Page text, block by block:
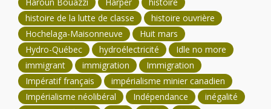
histoire de la lutte de classe
histoire ouvrière
Hochelaga-Maisonneuve
Huit mars
Hydro-Québec
hydroélectricité
Idle no more
immigrant
immigration
Immigration
Impératif français
impérialisme minier canadien
Impérialisme néolibéral
Indépendance
inégalité